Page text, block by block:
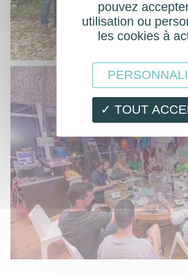
pouvez
utilisation ou
les cookies à
✓ TOUT